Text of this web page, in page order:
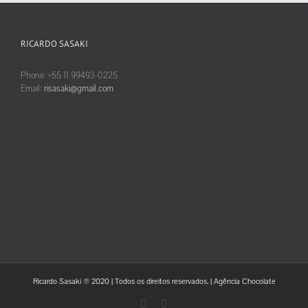
RICARDO SASAKI
Phone: +55 11 99493-0225
Email: risasaki@gmail.com
Ricardo Sasaki ® 2020 | Todos os direitos reservados. | Agência Chocolate
LinkedIn